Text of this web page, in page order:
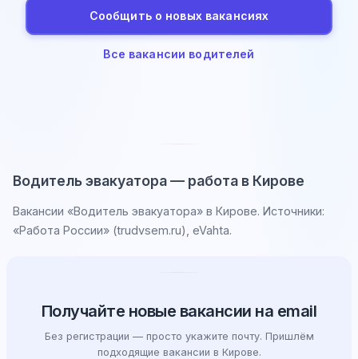
Сообщить о новых вакансиях
Все вакансии водителей
Водитель эвакуатора — работа в Кирове
Вакансии «Водитель эвакуатора» в Кирове. Источники:
«Работа России» (trudvsem.ru), eVahta.
Получайте новые вакансии на email
Без регистрации — просто укажите почту. Пришлём
подходящие вакансии в Кирове.